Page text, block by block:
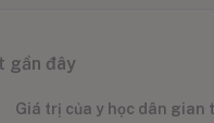
gần đây
Giá trị của y học dân gian